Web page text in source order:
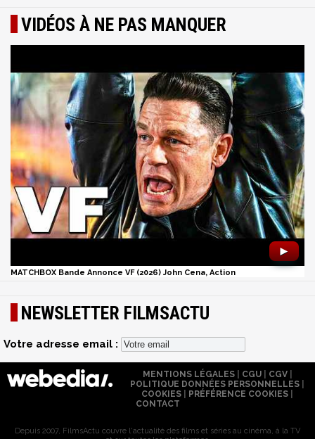
VIDÉOS À NE PAS MANQUER
►
MATCHBOX Bande Annonce VF (2026) John Cena, Action
NEWSLETTER FILMSACTU
Votre adresse email :
MENTIONS LÉGALES| CGU| CGV|
POLITIQUE DONNÉES PERSONNELLES
COOKIES
PRÉFÉRENCE COOKIES
CONTACT
Depuis 2007, FilmsActu couvre l'actualité des films et séries au cinéma, à la TV